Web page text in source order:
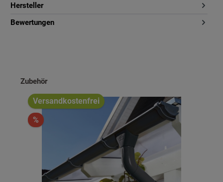
Hersteller
Bewertungen
Produktgalerie überspringen
Zubehör
Versandkostenfrei
%